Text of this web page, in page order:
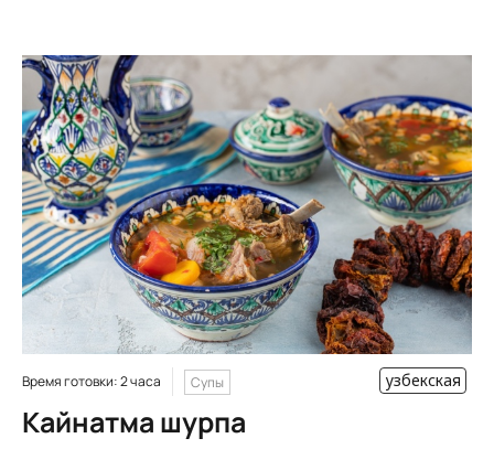
Время готовки: 2 часа Супы узбекская
Кайнатма шурпа